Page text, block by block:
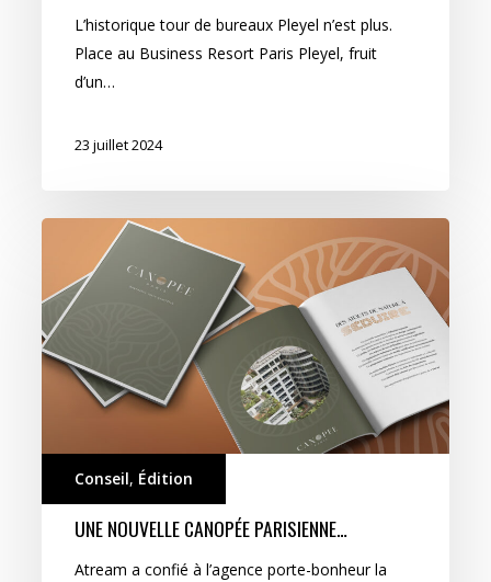
L’historique tour de bureaux Pleyel n’est plus.
Place au Business Resort Paris Pleyel, fruit
d’un…
23 juillet 2024
nouvelle
canopée
parisienne…
Conseil, Édition
UNE NOUVELLE CANOPÉE PARISIENNE…
Atream a confié à l’agence porte-bonheur la